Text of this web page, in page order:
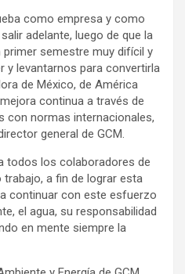
como empresa y como
adelante, luego de que la
semestre muy difícil y
y levantarnos para convertirla
de México, de América
continua a través de
normas internacionales,
general de GCM.
todos los colaboradores de
a fin de lograr esta
continuar con este esfuerzo
el agua, su responsabilidad
en mente siempre la